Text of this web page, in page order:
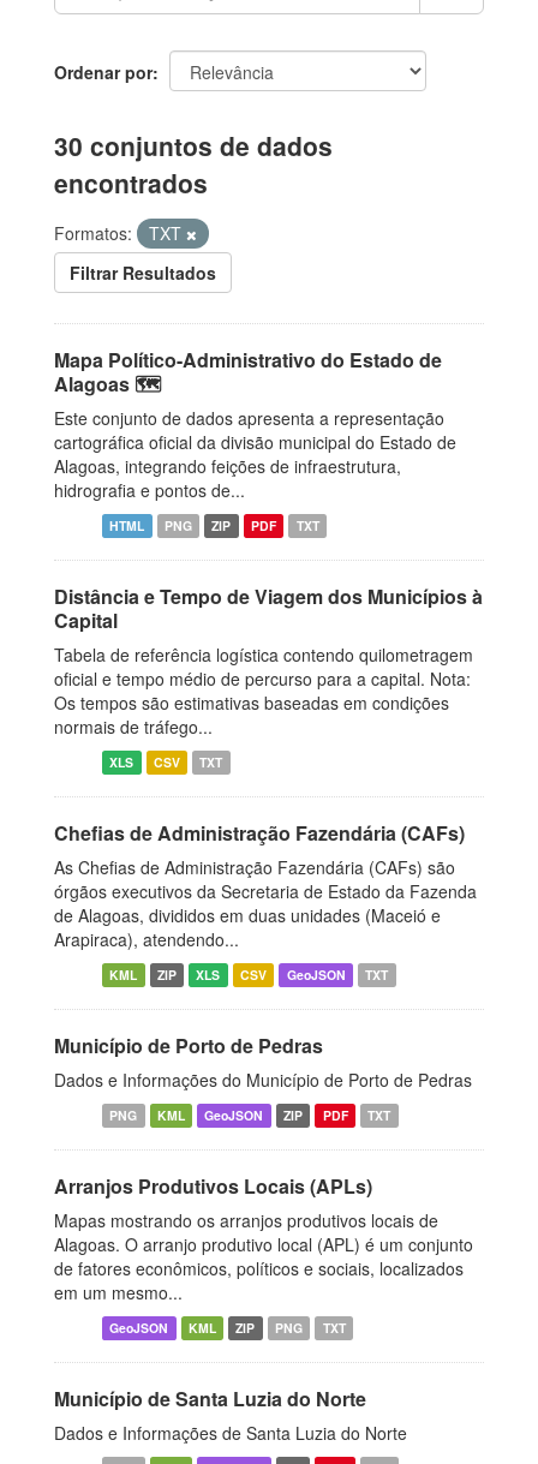
Ordenar por
30 conjuntos de dados
encontrados
Formatos:
TXT
Filtrar Resultados
Mapa Político-Administrativo do Estado de
Alagoas 🗺️
Este conjunto de dados apresenta a representação
cartográfica oficial da divisão municipal do Estado de
Alagoas, integrando feições de infraestrutura,
hidrografia e pontos de...
HTML PNG ZIP PDF TXT
Distância e Tempo de Viagem dos Municípios à
Capital
Tabela de referência logística contendo quilometragem
oficial e tempo médio de percurso para a capital. Nota:
Os tempos são estimativas baseadas em condições
normais de tráfego...
XLS CSV TXT
Chefias de Administração Fazendária (CAFs)
As Chefias de Administração Fazendária (CAFs) são
órgãos executivos da Secretaria de Estado da Fazenda
de Alagoas, divididos em duas unidades (Maceió e
Arapiraca), atendendo...
KML ZIP XLS CSV GeoJSON TXT
Município de Porto de Pedras
Dados e Informações do Município de Porto de Pedras
PNG KML GeoJSON ZIP PDF TXT
Arranjos Produtivos Locais (APLs)
Mapas mostrando os arranjos produtivos locais de
Alagoas. O arranjo produtivo local (APL) é um conjunto
de fatores econômicos, políticos e sociais, localizados
em um mesmo...
GeoJSON KML ZIP PNG TXT
Município de Santa Luzia do Norte
Dados e Informações de Santa Luzia do Norte